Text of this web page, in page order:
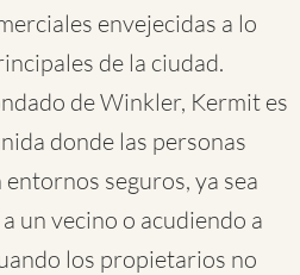
envejecidas a lo
de la ciudad.
de Winkler, Kermit es
donde las personas
seguros, ya sea
un vecino o acudiendo a
los propietarios no